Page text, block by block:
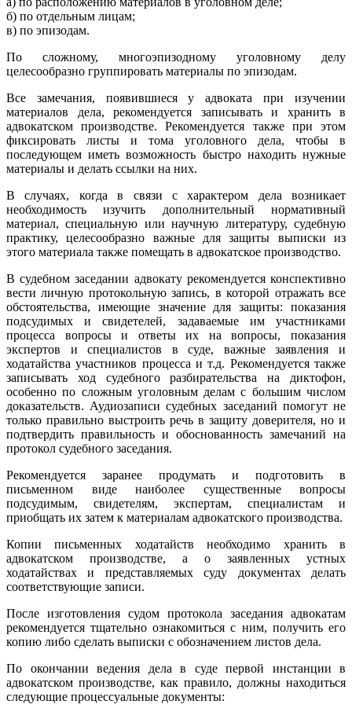
б) по отдельным лицам;
в) по эпизодам.
По сложному, многоэпизодному уголовному делу
целесообразно группировать материалы по эпизодам.
Все замечания, появившиеся у адвоката при изучении
материалов дела, рекомендуется записывать и хранить в
адвокатском производстве. Рекомендуется также при этом
фиксировать листы и тома уголовного дела, чтобы в
последующем иметь возможность быстро находить нужные
материалы и делать ссылки на них.
В случаях, когда в связи с характером дела возникает
необходимость изучить дополнительный нормативный
материал, специальную или научную литературу, судебную
практику, целесообразно важные для защиты выписки из
этого материала также помещать в адвокатское производство.
В судебном заседании адвокату рекомендуется конспективно
вести личную протокольную запись, в которой отражать все
обстоятельства, имеющие значение для защиты: показания
подсудимых и свидетелей, задаваемые им участниками
процесса вопросы и ответы их на вопросы, показания
экспертов и специалистов в суде, важные заявления и
ходатайства участников процесса и т.д. Рекомендуется также
записывать ход судебного разбирательства на диктофон,
особенно по сложным уголовным делам с большим числом
доказательств. Аудиозаписи судебных заседаний помогут не
только правильно выстроить речь в защиту доверителя, но и
подтвердить правильность и обоснованность замечаний на
протокол судебного заседания.
Рекомендуется заранее продумать и подготовить в
письменном виде наиболее существенные вопросы
подсудимым, свидетелям, экспертам, специалистам и
приобщать их затем к материалам адвокатского производства.
Копии письменных ходатайств необходимо хранить в
адвокатском производстве, а о заявленных устных
ходатайствах и представляемых суду документах делать
соответствующие записи.
После изготовления судом протокола заседания адвокатам
рекомендуется тщательно ознакомиться с ним, получить его
копию либо сделать выписки с обозначением листов дела.
По окончании ведения дела в суде первой инстанции в
адвокатском производстве, как правило, должны находиться
следующие процессуальные документы: